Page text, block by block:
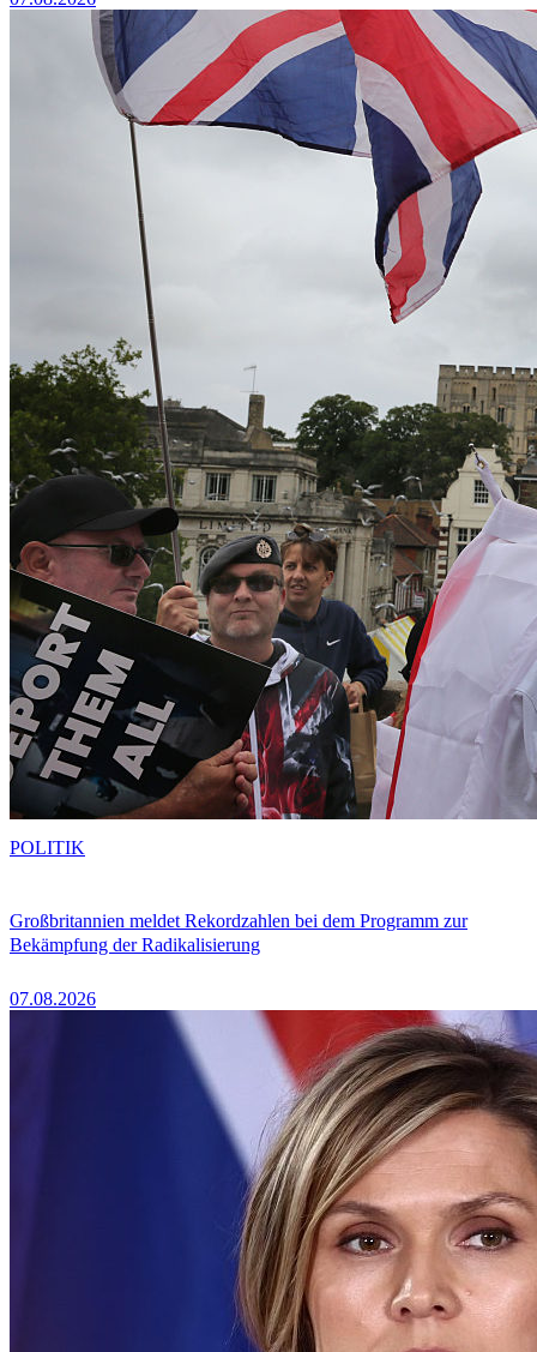
Großbritannien meldet Rekordzahlen bei dem Programm zur
Bekämpfung der Radikalisierung
07.08.2026
POLITIK